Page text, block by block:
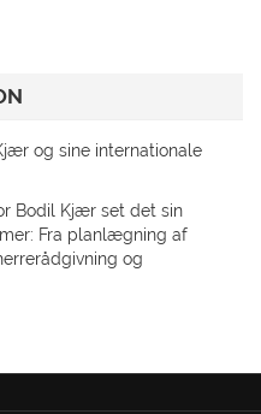
og sine internationale
Bodil Kjær set det sin
Fra planlægning af
og